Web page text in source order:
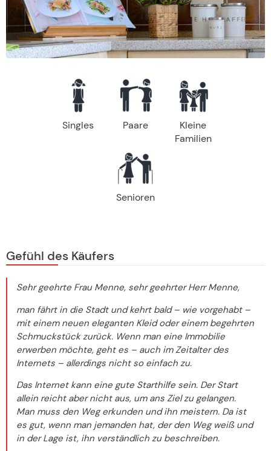
Singles Paare
Kleine
Familien
Senioren
Gefühl des Käufers
Sehr geehrte Frau Menne, sehr geehrter Herr Menne,
man fährt in die Stadt und kehrt bald – wie vorgehabt –
mit einem neuen eleganten Kleid oder einem begehrten
Schmuckstück zurück. Wenn man eine Immobilie
erwerben möchte, geht es – auch im Zeitalter des
Internets – allerdings nicht so einfach zu.
Das Internet kann eine gute Starthilfe sein. Der Start
allein reicht aber nicht aus, um ans Ziel zu gelangen.
Man muss den Weg erkunden und ihn meistern. Da ist
es gut, wenn man jemanden hat, der den Weg weiß und
in der Lage ist, ihn verständlich zu beschreiben.